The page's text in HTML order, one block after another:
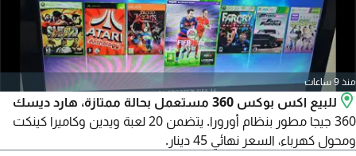
منذ 9 ساعات
للبيع اكس بوكس 360 مستعمل بحالة ممتازة، هارد ديسك
360 جيجا مطور بنظام أورورا. يتضمن 20 لعبة ويدين وكاميرا كينكت
ومحول كهرباء، السعر نهائي 45 دينار.